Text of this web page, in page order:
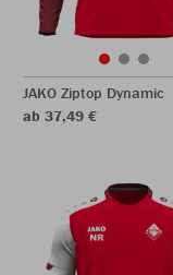
JAKO Ziptop Dynamic
ab 37,49 €